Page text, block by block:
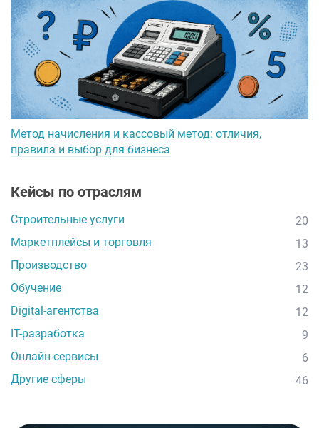
Метод начисления и кассовый метод: отличия,
правила и выбор для бизнеса
Кейсы по отраслям
Строительные услуги
20
Маркетплейсы и торговля
13
Производство
23
Обучение
12
Digital-агентства
12
IT-разработка
9
Онлайн-сервисы
6
Другие сферы
46